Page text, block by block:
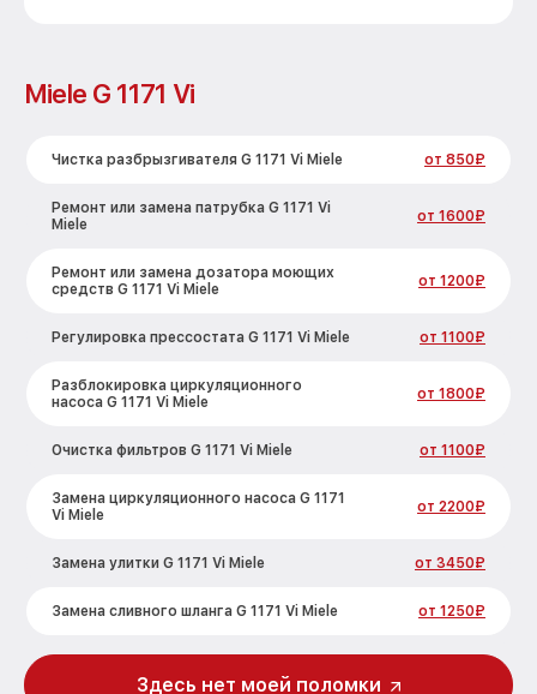
Miele G 1171 Vi
Чистка разбрызгивателя G 1171 Vi Miele от 850₽
Ремонт или замена патрубка G 1171 Vi
Miele
от 1600₽
Ремонт или замена дозатора моющих
средств G 1171 Vi Miele
от 1200₽
Регулировка прессостата G 1171 Vi Miele от 1100₽
Разблокировка циркуляционного
насоса G 1171 Vi Miele
от 1800₽
Очистка фильтров G 1171 Vi Miele от 1100₽
Замена циркуляционного насоса G 1171
Vi Miele
от 2200₽
Замена улитки G 1171 Vi Miele от 3450₽
Замена сливного шланга G 1171 Vi Miele от 1250₽
Замена сливного насоса G 1171 Vi Miele от 1590₽
Здесь нет моей поломки